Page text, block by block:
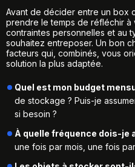
Avant de décider entre un box
prendre le temps de réfléchir à
contraintes personnelles et au
souhaitez entreposer. Un bon
facteurs qui, combinés, vous
solution la plus adaptée.
Quel est mon budget
de stockage ? Puis-je
si besoin ?
À quelle fréquence dois-je
une fois par mois, une fois